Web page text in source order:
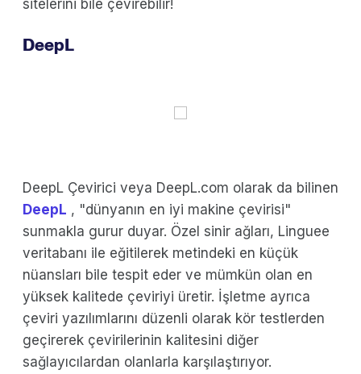
sitelerini bile çevirebilir!
DeepL
DeepL Çevirici veya DeepL.com olarak da bilinen
DeepL , "dünyanın en iyi makine çevirisi"
sunmakla gurur duyar. Özel sinir ağları, Linguee
veritabanı ile eğitilerek metindeki en küçük
nüansları bile tespit eder ve mümkün olan en
yüksek kalitede çeviriyi üretir. İşletme ayrıca
çeviri yazılımlarını düzenli olarak kör testlerden
geçirerek çevirilerinin kalitesini diğer
sağlayıcılardan olanlarla karşılaştırıyor.